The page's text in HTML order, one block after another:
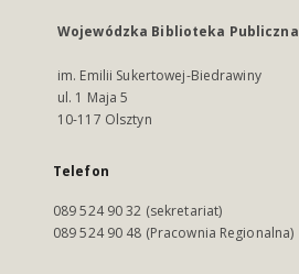
Wojewódzka Biblioteka Publiczna
im. Emilii Sukertowej-Biedrawiny
ul. 1 Maja 5
10-117 Olsztyn
Telefon
089 524 90 32 (sekretariat)
089 524 90 48 (Pracownia Regionalna)